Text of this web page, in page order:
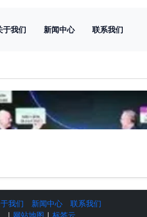
于我们 新闻中心 联系我们
我们 新闻中心
联系我们